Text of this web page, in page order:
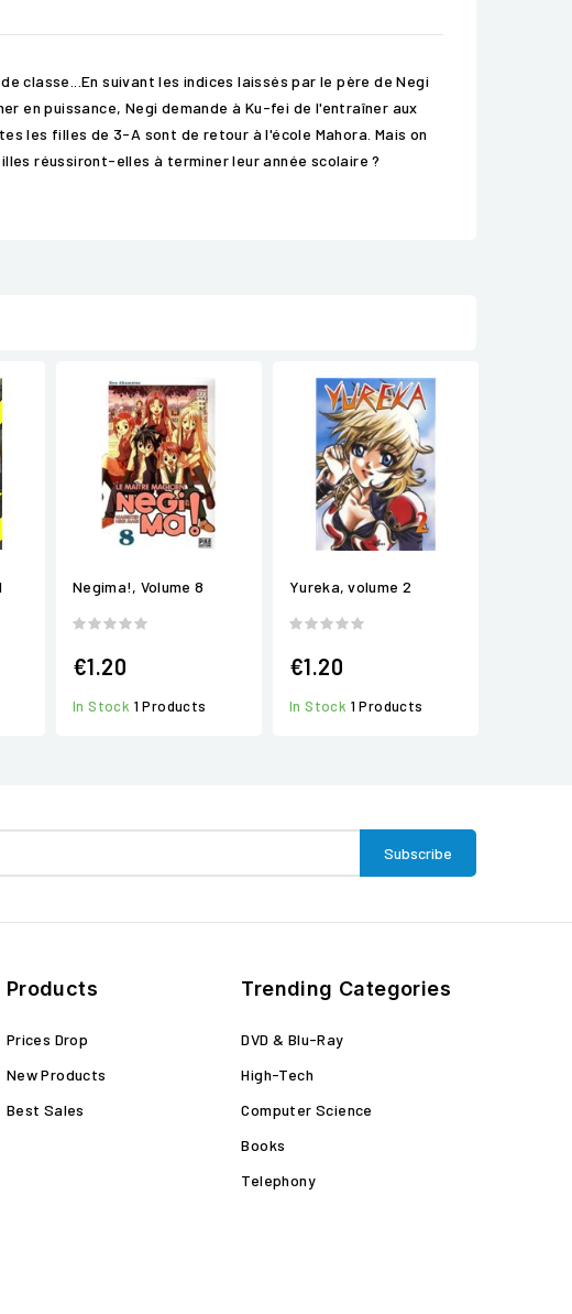
classe...En suivant les indices laissés par le père de Negi
en puissance, Negi demande à Ku-fei de l'entraîner aux
les filles de 3-A sont de retour à l'école Mahora. Mais on
réussiront-elles à terminer leur année scolaire ?
Negima!, Volume 8
€1.20
In Stock 1 Products
Yureka, volume 2
€1.20
In Stock 1 Products
Products
Prices Drop
New Products
Best Sales
Trending Categories
DVD & Blu-Ray
High-Tech
Computer Science
Books
Telephony